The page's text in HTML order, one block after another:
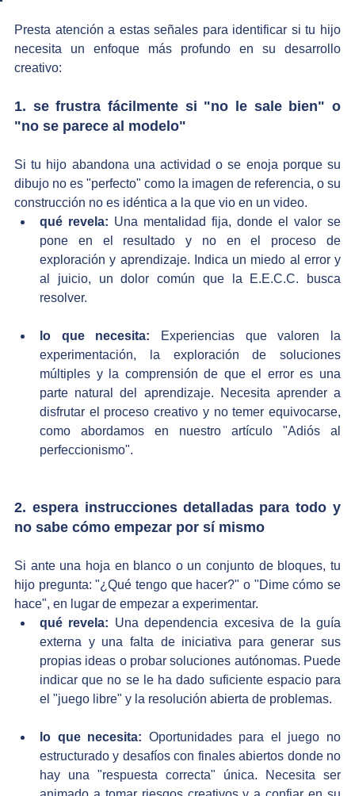
Presta atención a estas señales para identificar si tu hijo
necesita un enfoque más profundo en su desarrollo
creativo:
1. se frustra fácilmente si "no le sale bien" o
"no se parece al modelo"
Si tu hijo abandona una actividad o se enoja porque su
dibujo no es "perfecto" como la imagen de referencia, o su
construcción no es idéntica a la que vio en un video.
qué revela: Una mentalidad fija, donde el valor se
pone en el resultado y no en el proceso de
exploración y aprendizaje. Indica un miedo al error y
al juicio, un dolor común que la E.E.C.C. busca
resolver.
lo que necesita: Experiencias que valoren la
experimentación, la exploración de soluciones
múltiples y la comprensión de que el error es una
parte natural del aprendizaje. Necesita aprender a
disfrutar el proceso creativo y no temer equivocarse,
como abordamos en nuestro artículo "Adiós al
perfeccionismo".
2. espera instrucciones detalladas para todo y
no sabe cómo empezar por sí mismo
Si ante una hoja en blanco o un conjunto de bloques, tu
hijo pregunta: "¿Qué tengo que hacer?" o "Dime cómo se
hace", en lugar de empezar a experimentar.
qué revela: Una dependencia excesiva de la guía
externa y una falta de iniciativa para generar sus
propias ideas o probar soluciones autónomas. Puede
indicar que no se le ha dado suficiente espacio para
el "juego libre" y la resolución abierta de problemas.
lo que necesita: Oportunidades para el juego no
estructurado y desafíos con finales abiertos donde no
hay una "respuesta correcta" única. Necesita ser